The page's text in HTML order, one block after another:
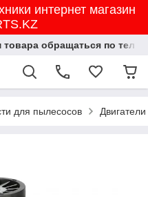
интернет магазин
обращаться по
для пылесосов